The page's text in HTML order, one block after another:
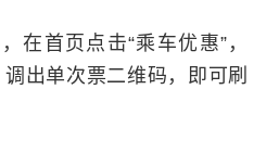
在首页点击“乘车优惠”，
出单次票二维码，即可刷